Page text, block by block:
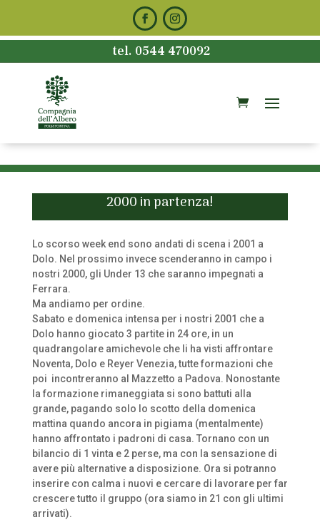
tel. 0544 470092
2000 in partenza!
Lo scorso week end sono andati di scena i 2001 a
Dolo. Nel prossimo invece scenderanno in campo i
nostri 2000, gli Under 13 che saranno impegnati a
Ferrara.
Ma andiamo per ordine.
Sabato e domenica intensa per i nostri 2001 che a
Dolo hanno giocato 3 partite in 24 ore, in un
quadrangolare amichevole che li ha visti affrontare
Noventa, Dolo e Reyer Venezia, tutte formazioni che
poi incontreranno al Mazzetto a Padova. Nonostante
la formazione rimaneggiata si sono battuti alla
grande, pagando solo lo scotto della domenica
mattina quando ancora in pigiama (mentalmente)
hanno affrontato i padroni di casa. Tornano con un
bilancio di 1 vinta e 2 perse, ma con la sensazione di
avere più alternative a disposizione. Ora si potranno
inserire con calma i nuovi e cercare di lavorare per far
crescere tutto il gruppo (ora siamo in 21 con gli ultimi
arrivati).